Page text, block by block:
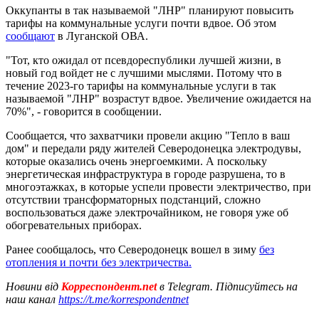
Оккупанты в так называемой "ЛНР" планируют повысить
тарифы на коммунальные услуги почти вдвое. Об этом
сообщают в Луганской ОВА.
"Тот, кто ожидал от псевдореспублики лучшей жизни, в
новый год войдет не с лучшими мыслями. Потому что в
течение 2023-го тарифы на коммунальные услуги в так
называемой "ЛНР" возрастут вдвое. Увеличение ожидается на
70%", - говорится в сообщении.
Сообщается, что захватчики провели акцию "Тепло в ваш
дом" и передали ряду жителей Северодонецка электродувы,
которые оказались очень энергоемкими. А поскольку
энергетическая инфраструктура в городе разрушена, то в
многоэтажках, в которые успели провести электричество, при
отсутствии трансформаторных подстанций, сложно
воспользоваться даже электрочайником, не говоря уже об
обогревательных приборах.
Ранее сообщалось, что Северодонецк вошел в зиму без
отопления и почти без электричества.
Новини від Корреспондент.netв Telegram. Підписуйтесь на
наш канал https://t.me/korrespondentnet